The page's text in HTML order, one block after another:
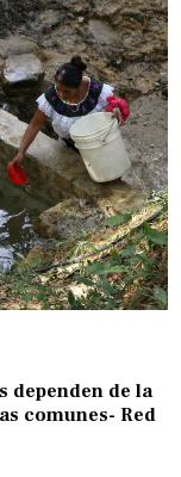
dependen de la
comunes- Red